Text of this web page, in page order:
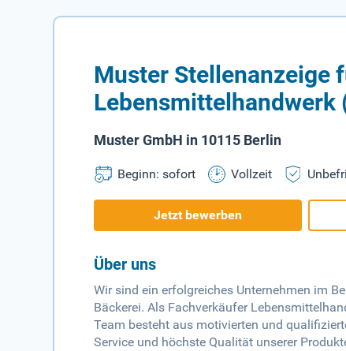
Muster Stellenanzeige
Lebensmittelhandwerk
Muster GmbH in 10115 Berlin
Beginn: sofort Vollzeit
Jetzt bewerben
Über uns
Wir sind ein erfolgreiches Unternehmen im
Bäckerei. Als Fachverkäufer
Team besteht aus motivierten und
Service und höchste Qualität unserer